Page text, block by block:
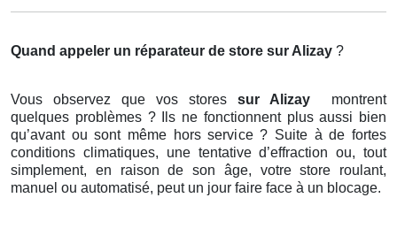
Quand appeler un réparateur de store sur Alizay ?
Vous observez que vos stores sur Alizay
montrent
quelques problèmes ? Ils ne fonctionnent plus aussi bien
qu’avant ou sont même hors service ? Suite à de fortes
conditions climatiques, une tentative d’effraction ou, tout
simplement, en raison de son âge, votre store roulant,
manuel ou automatisé, peut un jour faire face à un blocage.